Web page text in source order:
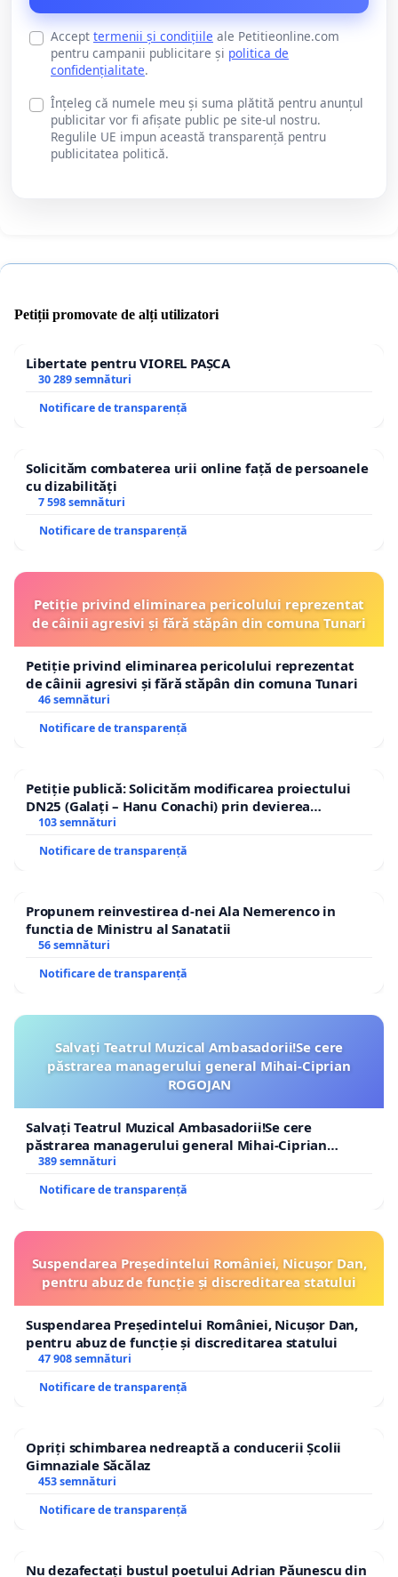
Accept termenii și condițiile ale Petitieonline.com
pentru campanii publicitare și politica de
confidențialitate.
Înțeleg că numele meu și suma plătită pentru anunțul
publicitar vor fi afișate public pe site-ul nostru.
Regulile UE impun această transparență pentru
publicitatea politică.
Petiții promovate de alți utilizatori
Libertate pentru VIOREL PAȘCA
30 289 semnături
Notificare de transparență
Solicităm combaterea urii online față de persoanele
cu dizabilități
7 598 semnături
Notificare de transparență
Petiție privind eliminarea pericolului reprezentat
de câinii agresivi și fără stăpân din comuna Tunari
Petiție privind eliminarea pericolului reprezentat
de câinii agresivi și fără stăpân din comuna Tunari
46 semnături
Notificare de transparență
Petiție publică: Solicităm modificarea proiectului
DN25 (Galați – Hanu Conachi) prin devierea
traseului în afara localităților!
103 semnături
Notificare de transparență
Propunem reinvestirea d-nei Ala Nemerenco in
functia de Ministru al Sanatatii
56 semnături
Notificare de transparență
Salvați Teatrul Muzical Ambasadorii!Se cere
păstrarea managerului general Mihai-Ciprian
ROGOJAN
Salvați Teatrul Muzical Ambasadorii!Se cere
păstrarea managerului general Mihai-Ciprian
ROGOJAN
389 semnături
Notificare de transparență
Suspendarea Președintelui României, Nicușor Dan,
pentru abuz de funcție și discreditarea statului
Suspendarea Președintelui României, Nicușor Dan,
pentru abuz de funcție și discreditarea statului
47 908 semnături
Notificare de transparență
Opriți schimbarea nedreaptă a conducerii Școlii
Gimnaziale Săcălaz
453 semnături
Notificare de transparență
Nu dezafectați bustul poetului Adrian Păunescu din